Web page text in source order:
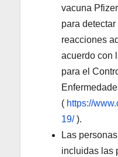
vacuna
para
reacciones
acuerdo con
para el
( https://
19/).
Las
incluidas las